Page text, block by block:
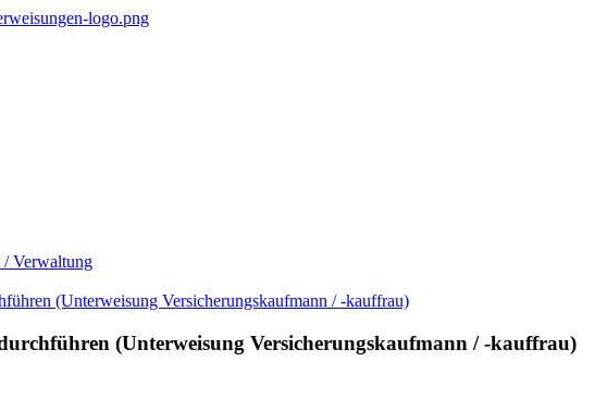
Verwaltung
(Unterweisung Versicherungskaufmann / -kauffrau)